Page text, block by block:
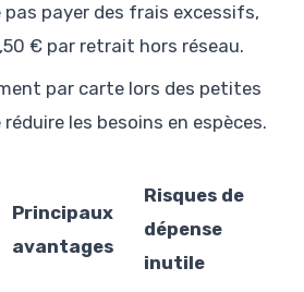
pas payer des frais excessifs,
€ par retrait hors réseau.
par carte lors des petites
les besoins en espèces.
Principaux
avantages
Risques de
dépense
inutile